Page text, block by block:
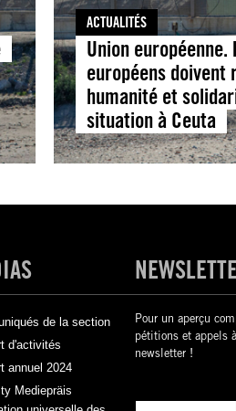
ACTUALITÉS
Union européenne.
européens doivent
humanité et
situation à Ceuta
de la section
d'activités
annuel 2024
Mediepräis
Pour un aperçu
pétitions et appels
newsletter !